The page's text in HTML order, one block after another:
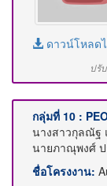
ดาวน์โหลด
ปรั
กลุ่มที่ 10 :
นางสาวกุลณัฐ
นายภาณุพงศ์ ป
ชื่อโครงงาน: